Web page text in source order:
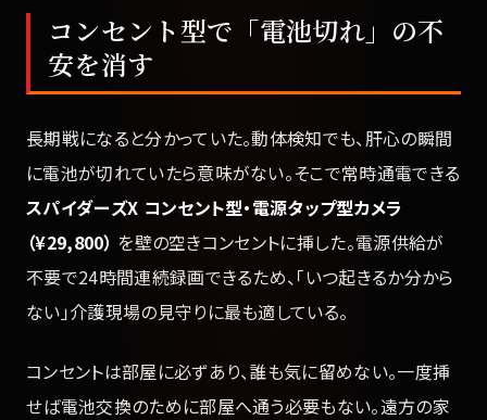
コンセント型で「電池切れ」の不
安を消す
長期戦になると分かっていた。動体検知でも、肝心の瞬間
に電池が切れていたら意味がない。そこで常時通電できる
スパイダーズX コンセント型・電源タップ型カメラ
（¥29,800） を壁の空きコンセントに挿した。電源供給が
不要で24時間連続録画できるため、「いつ起きるか分から
ない」介護現場の見守りに最も適している。
コンセントは部屋に必ずあり、誰も気に留めない。一度挿
せば電池交換のために部屋へ通う必要もない。遠方の家